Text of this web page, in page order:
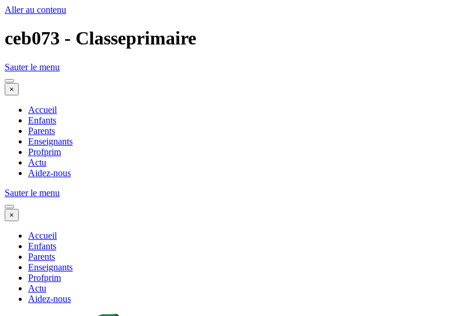
Aller au contenu
ceb073 - Classeprimaire
Sauter le menu
×
Accueil
Enfants
Parents
Enseignants
Profprim
Actu
Aidez-nous
Sauter le menu
×
Accueil
Enfants
Parents
Enseignants
Profprim
Actu
Aidez-nous